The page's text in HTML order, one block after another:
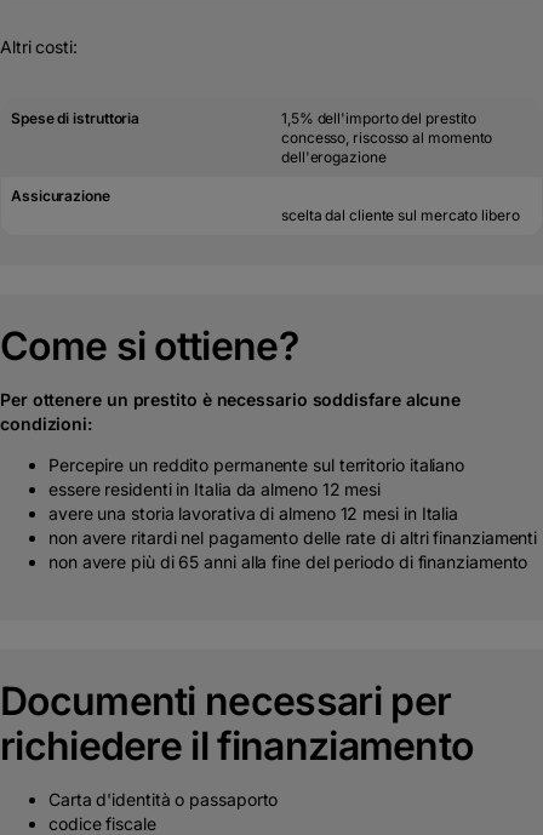
Altri costi:
Spese di istruttoria
1,5% dell'importo del prestito
concesso, riscosso al momento
dell'erogazione
Assicurazione
scelta dal cliente sul mercato libero
Come si ottiene?
Per ottenere un prestito è necessario soddisfare alcune
condizioni:
Percepire un reddito permanente sul territorio italiano
essere residenti in Italia da almeno 12 mesi
avere una storia lavorativa di almeno 12 mesi in Italia
non avere ritardi nel pagamento delle rate di altri finanziamenti
non avere più di 65 anni alla fine del periodo di finanziamento
Documenti necessari per
richiedere il finanziamento
Carta d'identità o passaporto
codice fiscale